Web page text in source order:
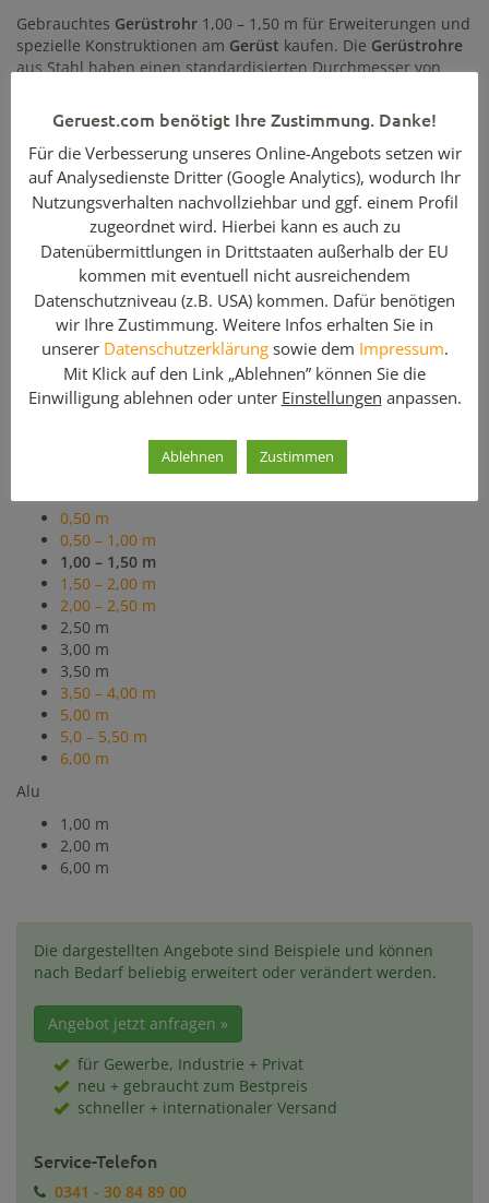
Gebrauchtes Gerüstrohr 1,00 – 1,50 m für Erweiterungen und
spezielle Konstruktionen am Gerüst kaufen. Die Gerüstrohre
aus Stahl haben einen standardisierten Durchmesser von
auf Länge geflext oder gesägt werden, sind die gebrauchten
Gerüstrohre teilweise Rubriken „von – bis“ zugeordnet. Alles
andere sindeinheitliche Längen bis6,00 m. Auf geruest.com
finden sie je nach Projekt au gleich noch die passenden
Verbindungs- und Montageteile.
Enthaltene Komponenten
Artikelbezeichnung
Gerüstrohr 1,00 - 1,50 m / Ø 48,3 x 4 mm / Stahl /
gebraucht
Sonderkonstruktionen aus Stahl oder Alu im Überblick:
0,50 m
0,50 – 1,00 m
1,00 – 1,50 m
1,50 – 2,00 m
2,00 – 2,50 m
2,50 m
3,00 m
3,50 m
3,50 – 4,00 m
5,00 m
5,0 – 5,50 m
6,00 m
Alu
1,00 m
2,00 m
6,00 m
Die dargestellten Angebote sind Beispiele und können
nach Bedarf beliebig erweitert oder verändert werden.
Angebot jetzt anfragen »
für Gewerbe, Industrie + Privat
neu + gebraucht zum Bestpreis
schneller + internationaler Versand
Service-Telefon
0341 - 30 84 89 00
Geruest.com benötigt Ihre Zustimmung. Danke!
Für die Verbesserung unseres Online-Angebots setzen wir
auf Analysedienste Dritter (Google Analytics), wodurch Ihr
Nutzungsverhalten nachvollziehbar und ggf. einem Profil
zugeordnet wird. Hierbei kann es auch zu
Datenübermittlungen in Drittstaaten außerhalb der EU
kommen mit eventuell nicht ausreichendem
Datenschutzniveau (z.B. USA) kommen. Dafür benötigen
wir Ihre Zustimmung. Weitere Infos erhalten Sie in
unserer Datenschutzerklärungsowie dem Impressum.
Mit Klick auf den Link „Ablehnen” können Sie die
Einwilligung ablehnen oder unter Einstellungen anpassen.
Ablehnen Zustimmen